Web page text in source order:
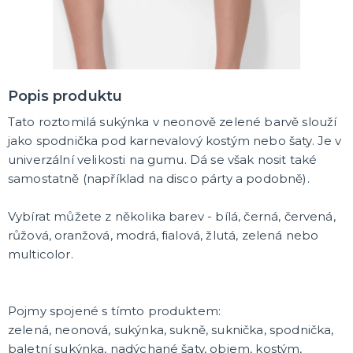
Další doplňky
Pirátské a námořnické doplňky
Kovbojské a indiánské doplňky
Punčochy, punčocháče, podvazky, návleky na nohy
Čelenky a tykadla
Korunky a koruny
Doplňky z 20. a 30. let, gangsterské
Umělé zbraně, meče, pistole
DALŠÍ KATEGORIE
Divadelní makeup
Hororový makeup a efekty
Nalepovací řasy, rtěnky a tetování
DALŠÍ KATEGORIE
PARUKY, SPREJE NA VLASY, KNÍRKY, VOUSY A
Afro paruky
Dámské paruky
Pánské paruky
Barevné kontaktní čočky
Popis produktu
Tato roztomilá sukýnka v neonově zelené barvě slouží
jako spodnička pod karnevalový kostým nebo šaty. Je v
univerzální velikosti na gumu. Dá se však nosit také
samostatně (například na disco párty a podobně).
Vybírat můžete z několika barev - bílá, černá, červená,
růžová, oranžová, modrá, fialová, žlutá, zelená nebo
multicolor.
Pojmy spojené s tímto produktem:
zelená, neonová, sukýnka, sukně, suknička, spodnička,
baletní sukýnka, nadýchané šaty, objem, kostým,